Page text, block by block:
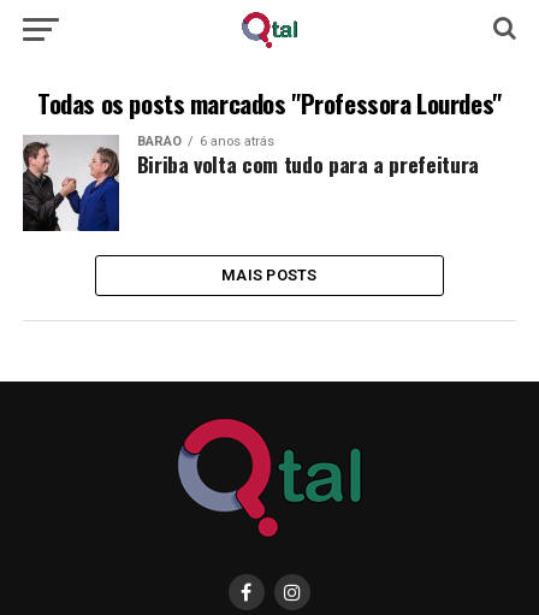
Todas os posts marcados "Professora Lourdes"
BARÃO 6 anos atrás
Biriba volta com tudo para a prefeitura
MAIS POSTS